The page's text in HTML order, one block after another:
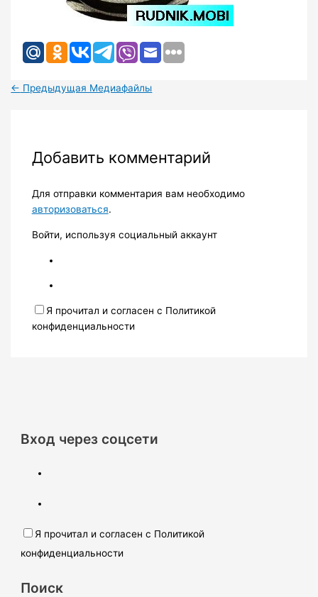
← Предыдущая Медиафайлы
Добавить комментарий
Для отправки комментария вам необходимо
авторизоваться.
Войти, используя социальный аккаунт
Я прочитал и согласен с Политикой
конфиденциальности
Вход через соцсети
Я прочитал и согласен с Политикой
конфиденциальности
Поиск